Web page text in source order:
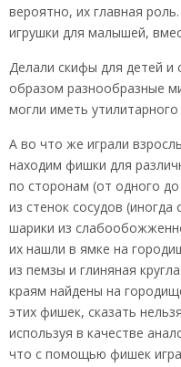
вероятно, их главная
игрушки для малышей,
Делали скифы для детей и
образом разнообразные
могли иметь утилитарного
А во что же играли
находим фишки для
по сторонам (от одного
из стенок сосудов
шарики из
их нашли в ямке на
из пемзы и глиняная
краям найдены на
этих фишек, сказать
используя в качестве
что с помощью фишек